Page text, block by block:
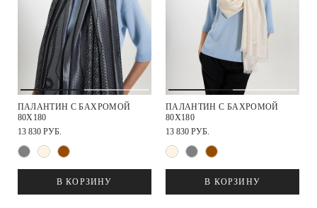
ПАЛАНТИН С БАХРОМОЙ
80Х180
13 830 РУБ.
В КОРЗИНУ
ПАЛАНТИН С БАХРОМОЙ
80Х180
13 830 РУБ.
В КОРЗИНУ